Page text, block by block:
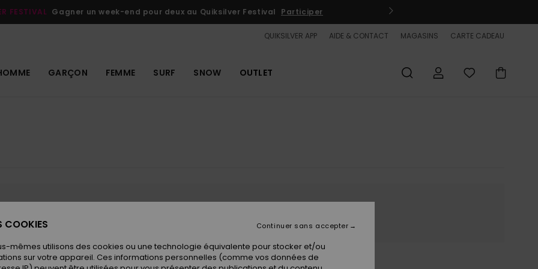
FREEDOM BENEFITS Livraison et retour gratuits Se connecter / s'inscrire
QUIKSILVER APP AIDE & CONTACT MAGASINS CARTE CADEAU
GARÇON FEMME SURF SNOW OUTLET
produits seront bientôt de retour
COOKIES
mêmes utilisons des cookies ou une technologie équivalente pour stocker et/ou
sur votre appareil. Ces informations personnelles (comme vos données de
Continuer sans accepter